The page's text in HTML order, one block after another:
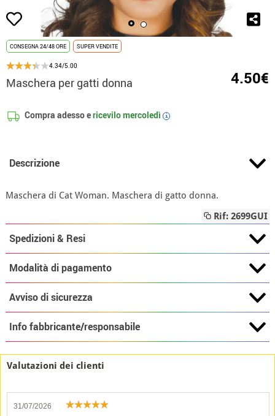
CONSEGNA 24/48 ORE SUPER VENDITE
4.34/5.00
Maschera per gatti donna 4.50€
Compra adesso ericevilomercoledì i
Descrizione
Maschera di Cat Woman. Maschera di gatto donna.
Rif: 2699GUI
Spedizioni & Resi
Modalità di pagamento
Avviso di sicurezza
Info fabbricante/responsabile
Valutazioni dei clienti
31/07/2026